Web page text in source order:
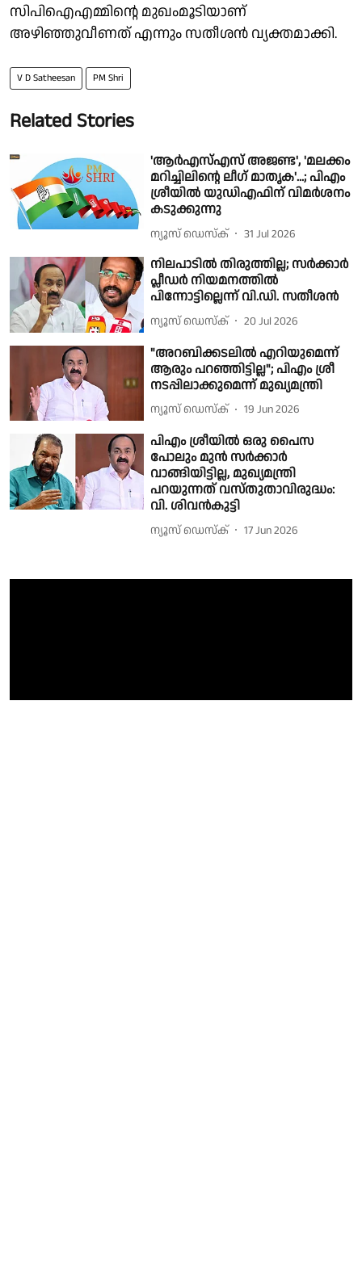
സിപിഐഎമ്മിൻ്റെ മുഖംമൂടിയാണ്
അഴിഞ്ഞുവീണത് എന്നും സതീശൻ വ്യക്തമാക്കി.
V D Satheesan PM Shri
Related Stories
'ആര്‍എസ്എസ് അജണ്ട', 'മലക്കം
മറിച്ചിലിന്റെ ലീഗ് മാതൃക'...; പിഎം
ശ്രീയില്‍ യുഡിഎഫിന് വിമര്‍ശനം
കടുക്കുന്നു
ന്യൂസ് ഡെസ്ക് 31 Jul 2026
നിലപാടിൽ തിരുത്തില്ല; സർക്കാർ
പ്ലീഡർ നിയമനത്തിൽ
പിന്നോട്ടില്ലെന്ന് വി.ഡി. സതീശൻ
ന്യൂസ് ഡെസ്ക് 20 Jul 2026
"അറബിക്കടലിൽ എറിയുമെന്ന്
ആരും പറഞ്ഞിട്ടില്ല"; പിഎം ശ്രീ
നടപ്പിലാക്കുമെന്ന് മുഖ്യമന്ത്രി
ന്യൂസ് ഡെസ്ക് 19 Jun 2026
പിഎം ശ്രീയിൽ ഒരു പൈസ
പോലും മുൻ സർക്കാർ
വാങ്ങിയിട്ടില്ല, മുഖ്യമന്ത്രി
പറയുന്നത് വസ്തുതാവിരുദ്ധം:
വി. ശിവൻകുട്ടി
ന്യൂസ് ഡെസ്ക് 17 Jun 2026